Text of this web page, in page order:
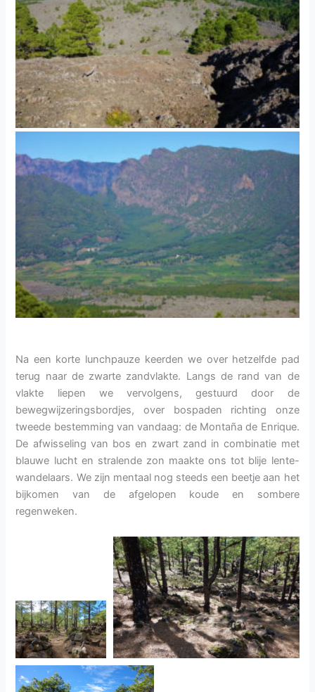
Na een korte lunchpauze keerden we over hetzelfde pad
terug naar de zwarte zandvlakte. Langs de rand van de
vlakte liepen we vervolgens, gestuurd door de
bewegwijzeringsbordjes, over bospaden richting onze
tweede bestemming van vandaag: de Montaña de Enrique.
De afwisseling van bos en zwart zand in combinatie met
blauwe lucht en stralende zon maakte ons tot blije lente-
wandelaars. We zijn mentaal nog steeds een beetje aan het
bijkomen van de afgelopen koude en sombere
regenweken.